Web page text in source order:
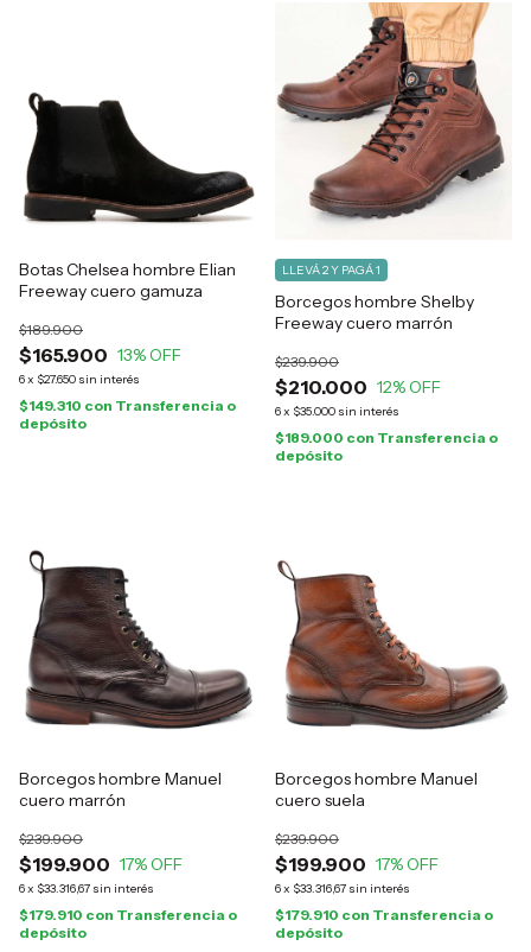
Botas Chelsea hombre Elian
Freeway cuero gamuza
$165.900
$189.900
13% OFF
6x $27.650 sin interés
$149.310 con Transferencia o
depósito
Borcegos hombre Shelby
Freeway cuero marrón
$210.000
$239.900
12% OFF
6x $35.000 sin interés
LLEVÁ 2 Y PAGÁ 1
$189.000 con Transferencia o
depósito
Borcegos hombre Manuel
cuero marrón
$199.900
$239.900
17% OFF
6x $33.316,67 sin interés
$179.910 con Transferencia o
depósito
Borcegos hombre Manuel
cuero suela
$199.900
$239.900
17% OFF
6x $33.316,67 sin interés
$179.910 con Transferencia o
depósito